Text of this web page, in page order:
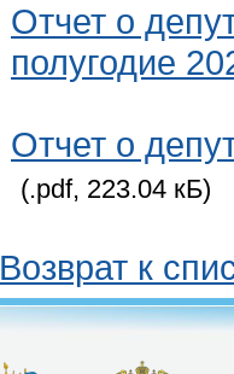
Отчет о
полугодие
Отчет о
(.pdf, 223.04 кБ)
Возврат к